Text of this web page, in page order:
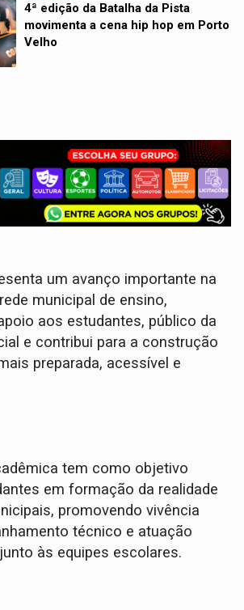
4ª edição da Batalha da Pista
movimenta a cena hip hop em Porto
Velho
um avanço importante na
municipal de ensino,
aos estudantes, público da
e contribui para a construção
preparada, acessível e
tem como objetivo
em formação da realidade
promovendo vivência
técnico e atuação
às equipes escolares.